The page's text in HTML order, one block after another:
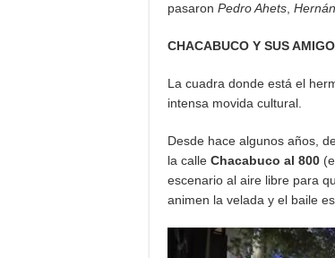
pasaron Pedro Ahets,
CHACABUCO Y SUS
La cuadra donde está el
intensa movida cultural.
Desde hace algunos años,
la calle Chacabuco al 800
escenario al aire libre para
animen la velada y el baile